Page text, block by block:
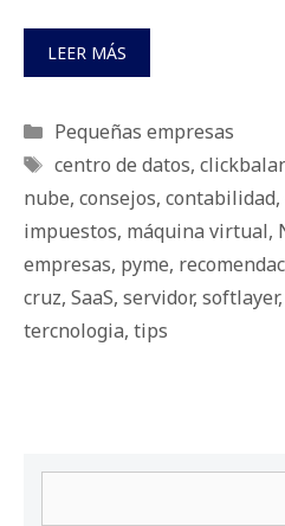
LEER MÁS
Categorías
Pequeñas empresas
Etiquetas
centro de datos,
nube, consejos, contabilidad,
impuestos, máquina virtual,
empresas, pyme,
cruz, SaaS, servidor, softlayer,
tercnologia, tips